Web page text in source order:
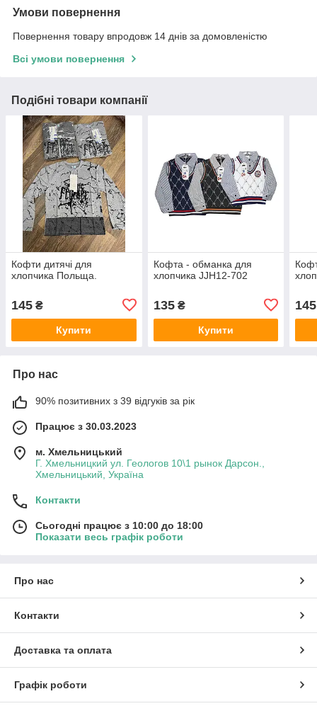
Умови повернення
Повернення товару впродовж 14 днів за домовленістю
Всі умови повернення
Подібні товари компанії
Кофти дитячі для
хлопчика Польща.
145 ₴
Купити
Кофта - обманка для
хлопчика JJH12-702
135₴
Купити
145
Про нас
90% позитивних з 39 відгуків за рік
Працює з 30.03.2023
м. Хмельницький
Г. Хмельницкий ул. Геологов 10\1 рынок Дарсон.,
Хмельницький, Україна
Контакти
Сьогодні працює з 10:00 до 18:00
Показати весь графік роботи
Про нас
Контакти
Доставка та оплата
Графік роботи